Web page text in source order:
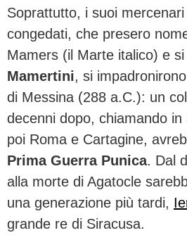
Soprattutto, i suoi
congedati, che presero
Mamers (il Marte italico) e
Mamertini, si
di Messina (288 a.C.): un
decenni dopo, chiamando
poi Roma e Cartagine,
Prima Guerra Punica. Dal
alla morte di Agatocle
una generazione più tardi,
grande re di Siracusa.